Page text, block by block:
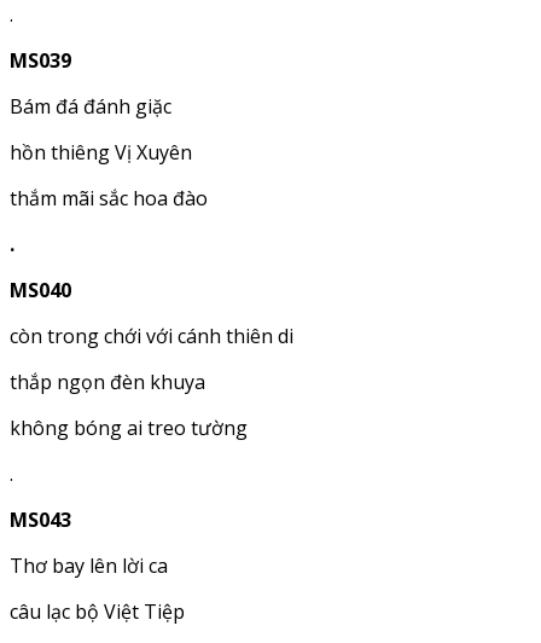
.
MS039
Bám đá đánh giặc
hồn thiêng Vị Xuyên
thắm mãi sắc hoa đào
.
MS040
còn trong chới với cánh thiên di
thắp ngọn đèn khuya
không bóng ai treo tường
.
MS043
Thơ bay lên lời ca
câu lạc bộ Việt Tiệp